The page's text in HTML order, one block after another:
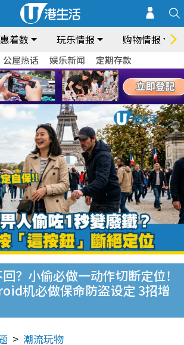
着数 玩乐情报 购物情报
公屋热话 娱乐新闻 定期存款
？小偷必做一动作切断定位！
机必做保命防盗设定 3招增
潮流玩物